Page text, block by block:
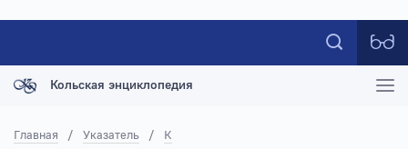
Кольская энциклопедия
Главная / Указатель / К